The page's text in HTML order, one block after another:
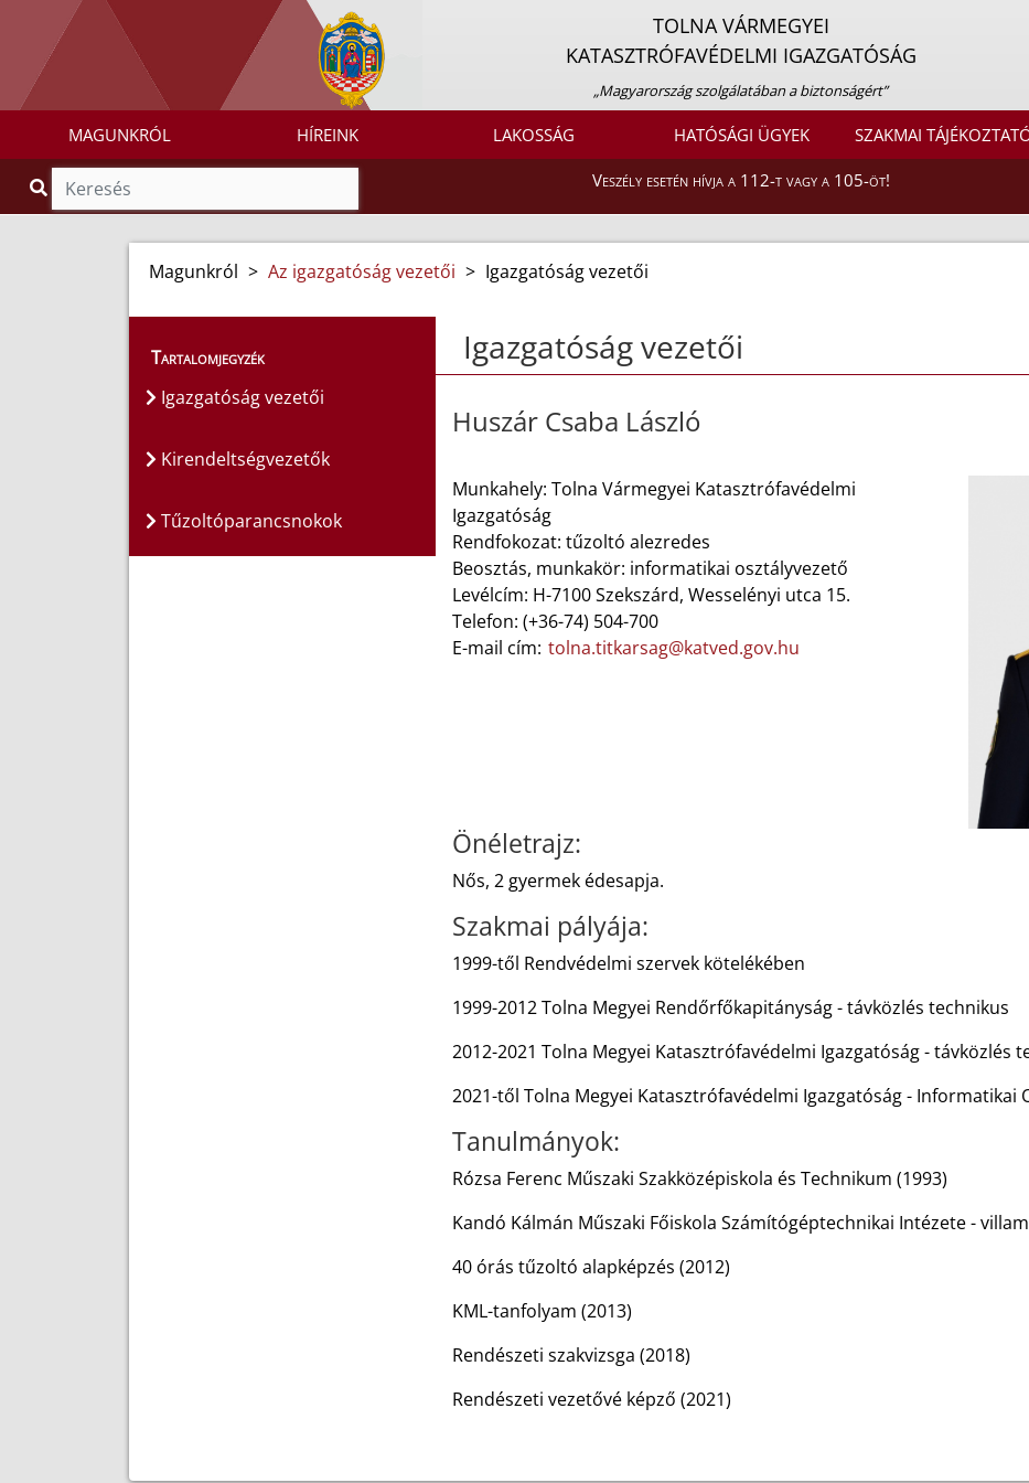
TOLNA VÁRMEGYEI
KATASZTRÓFAVÉDELMI IGAZGATÓSÁG
„Magyarország szolgálatában a biztonságért”
MAGUNKRÓL HÍREINK LAKOSSÁG HATÓSÁGI ÜGYEK SZAKMAI
Veszély esetén hívja a 112-t vagy a 105-öt!
Magunkról > Az igazgatóság vezetői > Igazgatóság vezetői
Tartalomjegyzék
Igazgatóság vezetői
Kirendeltségvezetők
Tűzoltóparancsnokok
Igazgatóság vezetői
Huszár Csaba László
Munkahely: Tolna Vármegyei Katasztrófavédelmi
Igazgatóság
Rendfokozat: tűzoltó alezredes
Beosztás, munkakör: informatikai osztályvezető
Levélcím: H-7100 Szekszárd, Wesselényi utca 15.
Telefon: (+36-74) 504-700
E-mail cím: tolna.titkarsag@katved.gov.hu
Önéletrajz:
Nős, 2 gyermek édesapja.
Szakmai pályája:
1999-től Rendvédelmi szervek kötelékében
1999-2012 Tolna Megyei Rendőrfőkapitányság - távközlés technikus
2012-2021 Tolna Megyei Katasztrófavédelmi Igazgatóság - távközlés
2021-től Tolna Megyei Katasztrófavédelmi Igazgatóság - Informatikai
Tanulmányok:
Rózsa Ferenc Műszaki Szakközépiskola és Technikum (1993)
Kandó Kálmán Műszaki Főiskola Számítógéptechnikai Intézete -
40 órás tűzoltó alapképzés (2012)
KML-tanfolyam (2013)
Rendészeti szakvizsga (2018)
Rendészeti vezetővé képző (2021)